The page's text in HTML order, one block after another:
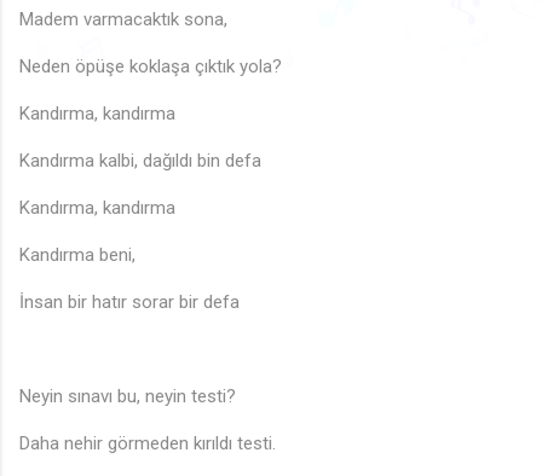
Madem varmacaktık sona,
Neden öpüşe koklaşa çıktık yola?
Kandırma, kandırma
Kandırma kalbi, dağıldı bin defa
Kandırma, kandırma
Kandırma beni,
İnsan bir hatır sorar bir defa
Neyin sınavı bu, neyin testi?
Daha nehir görmeden kırıldı testi.
♩
♩
♪ ♬
♬
🎵♬
♫